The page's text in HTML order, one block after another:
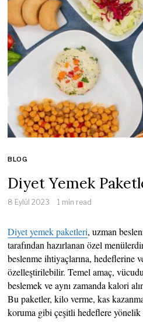
BLOG
Diyet Yemek
8 Eylül 2023 1 min read
Diyet yemek paketleri, uzman
tarafından hazırlanan özel
beslenme ihtiyaçlarına, hedeflerine
özelleştirilebilir. Temel amaç,
beslemek ve aynı zamanda kalori
Bu paketler, kilo verme, kas
koruma gibi çeşitli hedeflere yönelik